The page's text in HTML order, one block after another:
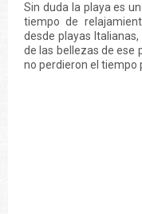
Sin duda la playa es
tiempo de
desde playas
de las bellezas de ese
no perdieron el tiempo